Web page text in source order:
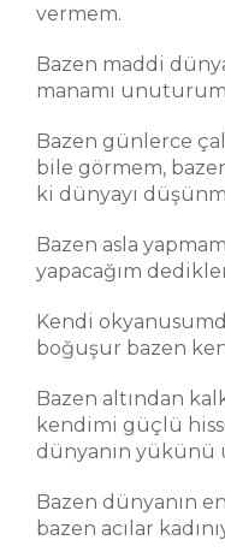
vermem.
Bazen maddi
manamı
Bazen günlerce
bile görmem,
ki dünyayı
Bazen asla
yapacağım
Kendi
boğuşur bazen
Bazen altından
kendimi güçlü
dünyanın yükünü
Bazen dünyanın
bazen acılar